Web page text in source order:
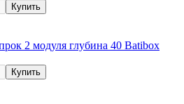
2 модуля глубина 40 Batibox